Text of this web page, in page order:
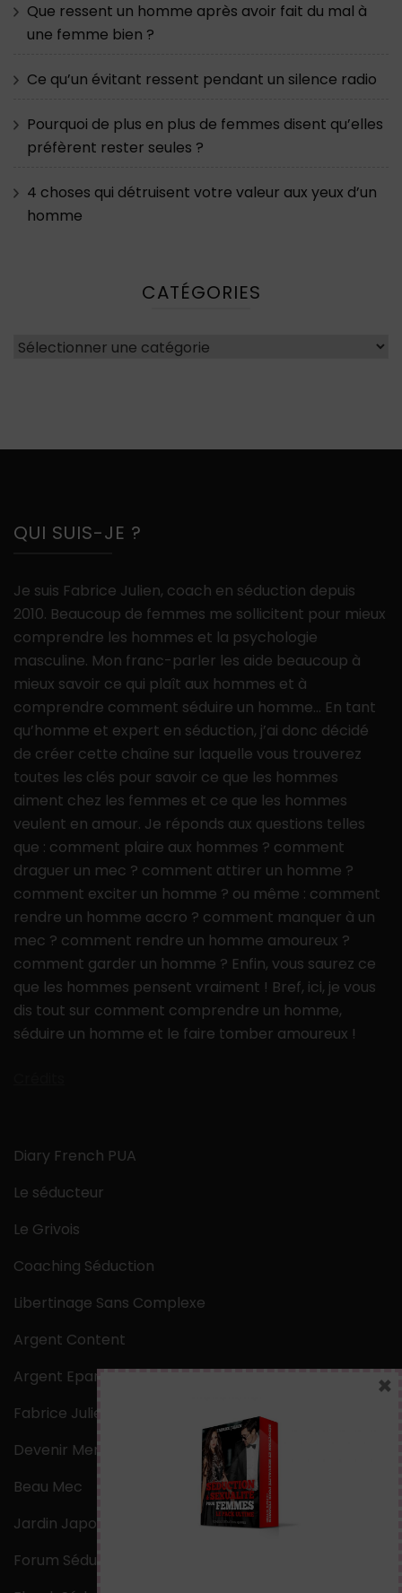
Que ressent un homme après avoir fait du mal à
une femme bien ?
Ce qu’un évitant ressent pendant un silence radio
Pourquoi de plus en plus de femmes disent qu’elles
préfèrent rester seules ?
4 choses qui détruisent votre valeur aux yeux d’un
homme
CATÉGORIES
Catégories
QUI SUIS-JE ?
Je suis Fabrice Julien, coach en séduction depuis
2010. Beaucoup de femmes me sollicitent pour mieux
comprendre les hommes et la psychologie
masculine. Mon franc-parler les aide beaucoup à
mieux savoir ce qui plaît aux hommes et à
comprendre comment séduire un homme… En tant
qu’homme et expert en séduction, j’ai donc décidé
de créer cette chaîne sur laquelle vous trouverez
toutes les clés pour savoir ce que les hommes
aiment chez les femmes et ce que les hommes
veulent en amour. Je réponds aux questions telles
que : comment plaire aux hommes ? comment
draguer un mec ? comment attirer un homme ?
comment exciter un homme ? ou même : comment
rendre un homme accro ? comment manquer à un
mec ? comment rendre un homme amoureux ?
comment garder un homme ? Enfin, vous saurez ce
que les hommes pensent vraiment ! Bref, ici, je vous
dis tout sur comment comprendre un homme,
séduire un homme et le faire tomber amoureux !
Diary French PUA
Le séducteur
Le Grivois
Coaching Séduction
Libertinage Sans Complexe
Argent Content
Argent Epargne
Fabrice Julien
Devenir Mentaliste
Beau Mec
Jardin Japonais Zen
Forum Séduction
×